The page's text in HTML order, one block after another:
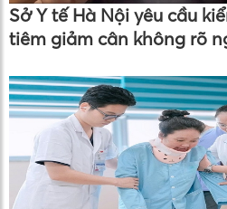
Sở Y tế Hà Nội yêu cầu
tiêm giảm cân không rõ